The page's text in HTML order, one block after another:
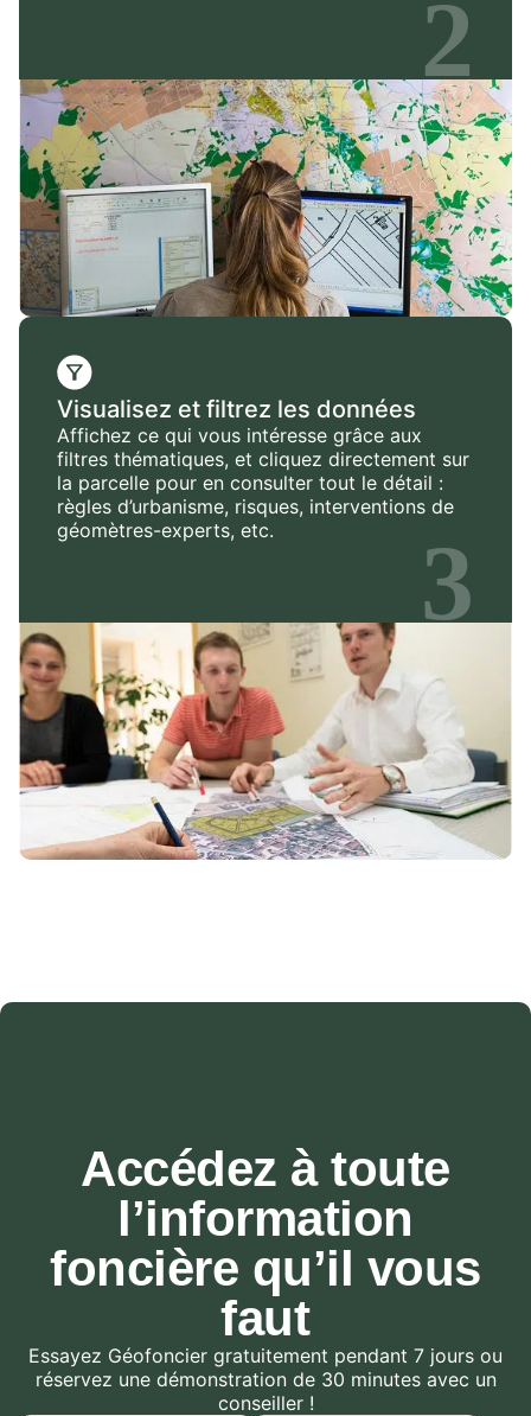
Visualisez et filtrez les données
Affichez ce qui vous intéresse grâce aux
filtres thématiques, et cliquez directement sur
la parcelle pour en consulter tout le détail :
règles d’urbanisme, risques, interventions de
géomètres-experts, etc.
Accédez à toute
l’information
foncière qu’il vous
faut
Essayez Géofoncier gratuitement pendant 7 jours ou
réservez une démonstration de 30 minutes avec un
conseiller !